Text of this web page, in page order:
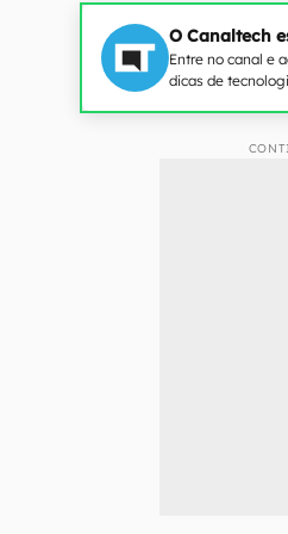
O Canaltech
Entre no canal e
dicas de